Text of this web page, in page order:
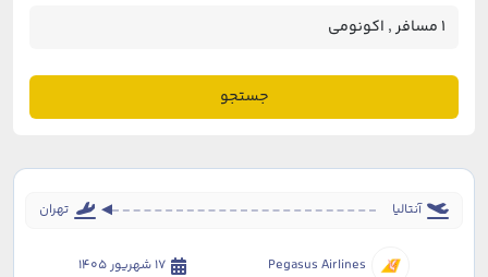
جستجو
آنتالیا تهران
Pegasus Airlines 17 شهریور 1405